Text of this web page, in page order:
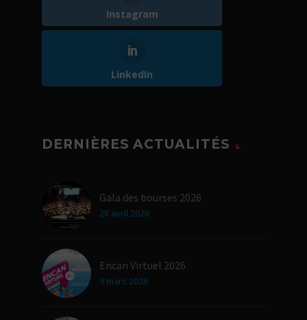
Instagram
LinkedIn
DERNIÈRES ACTUALITÉS
Gala des bourses 2026
28 avril 2026
Encan Virtuel 2026
9 mars 2026